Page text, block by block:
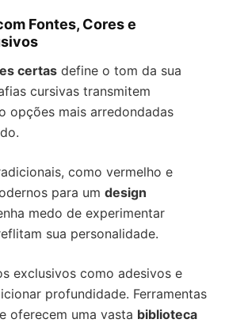
Fontes, Cores e
certas define o tom da sua
cursivas transmitem
opções mais arredondadas
como vermelho e
para um design
medo de experimentar
sua personalidade.
exclusivos como adesivos e
profundidade. Ferramentas
oferecem uma vasta biblioteca